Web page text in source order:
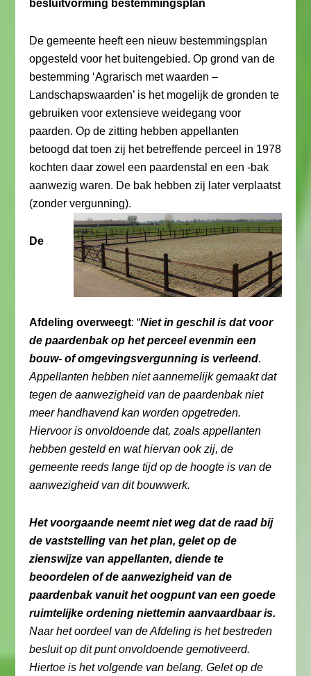
besluitvorming bestemmingsplan
De gemeente heeft een nieuw bestemmingsplan
opgesteld voor het buitengebied. Op grond van de
bestemming ‘Agrarisch met waarden –
Landschapswaarden’ is het mogelijk de gronden te
gebruiken voor extensieve weidegang voor
paarden. Op de zitting hebben appellanten
betoogd dat toen zij het betreffende perceel in 1978
kochten daar zowel een paardenstal en een -bak
aanwezig waren. De bak hebben zij later verplaatst
(zonder vergunning).
De
Afdeling overweegt: “Niet in geschil is dat voor
de paardenbak op het perceel evenmin een
bouw- of omgevingsvergunning is verleend.
Appellanten hebben niet aannemelijk gemaakt dat
tegen de aanwezigheid van de paardenbak niet
meer handhavend kan worden opgetreden.
Hiervoor is onvoldoende dat, zoals appellanten
hebben gesteld en wat hiervan ook zij, de
gemeente reeds lange tijd op de hoogte is van de
aanwezigheid van dit bouwwerk.
Het voorgaande neemt niet weg dat de raad bij
de vaststelling van het plan, gelet op de
zienswijze van appellanten, diende te
beoordelen of de aanwezigheid van de
paardenbak vanuit het oogpunt van een goede
ruimtelijke ordening niettemin aanvaardbaar is.
Naar het oordeel van de Afdeling is het bestreden
besluit op dit punt onvoldoende gemotiveerd.
Hiertoe is het volgende van belang. Gelet op de